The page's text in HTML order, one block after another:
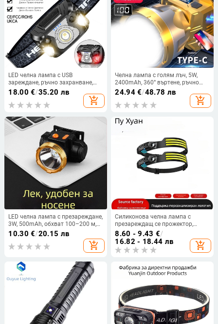
LED челна лампа с USB
зареждане, ръчно захранване,
обхват 50–100 м
18.00 €/35.20 лв
add_shopping_cart
Челна лампа с голям лъч, 5W,
2400mAh, 360° въртене, ръчно
захранване, включено зарядно,
за нощен риболов и къмпинг
24.94€/48.78 лв
add_shopping_cart
LED челна лампа с презареждане,
3W, 500mAh, обхват 100–200 м,
водоустойчива
10.30 €/20.15 лв
add_shopping_cart
Силиконова челна лампа с
презареждащ се прожектор,
работна лампа за глава, двойен
източник на светлина (LED +
крушка), обхват 100–200 м
8.60 - 9.43 €/
16.82 - 18.44 лв
add_shopping_cart